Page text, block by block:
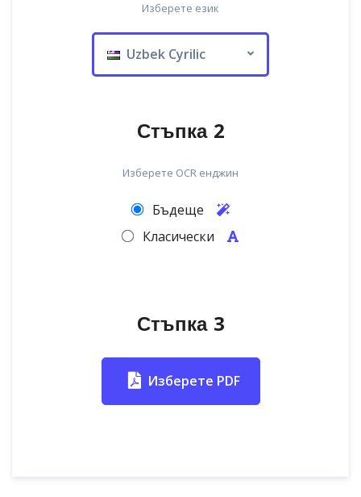
Изберете език
Uzbek Cyrilic
Стъпка 2
Изберете OCR енджин
Бъдеще
Класически
Стъпка 3
Изберете PDF